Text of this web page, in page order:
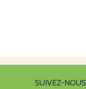
SUIVEZ-NOUS